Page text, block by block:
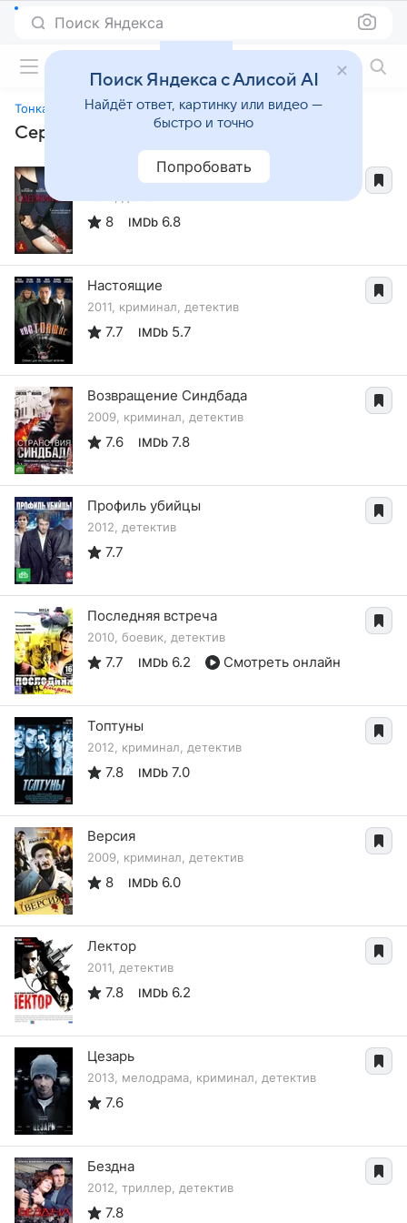
Поиск Яндекса
Тонкая грань
Сериалы, похожие на «Тонкая грань»
Одержимый
8 IMDb 6.8
Настоящие
2011, криминал, детектив
7.7 IMDb 5.7
Возвращение Синдбада
2009, криминал, детектив
7.6 IMDb 7.8
Профиль убийцы
2012, детектив
7.7
Последняя встреча
2010, боевик, детектив
7.7 IMDb 6.2 Смотреть онлайн
Топтуны
2012, криминал, детектив
7.8 IMDb 7.0
Версия
2009, криминал, детектив
8 IMDb 6.0
Лектор
2011, детектив
7.8 IMDb 6.2
Цезарь
2013, мелодрама, криминал, детектив
7.6
Бездна
2012, триллер, детектив
7.8
Поиск Яндекса с Алисой AI
Найдёт ответ, картинку или видео —
быстро и точно
Попробовать